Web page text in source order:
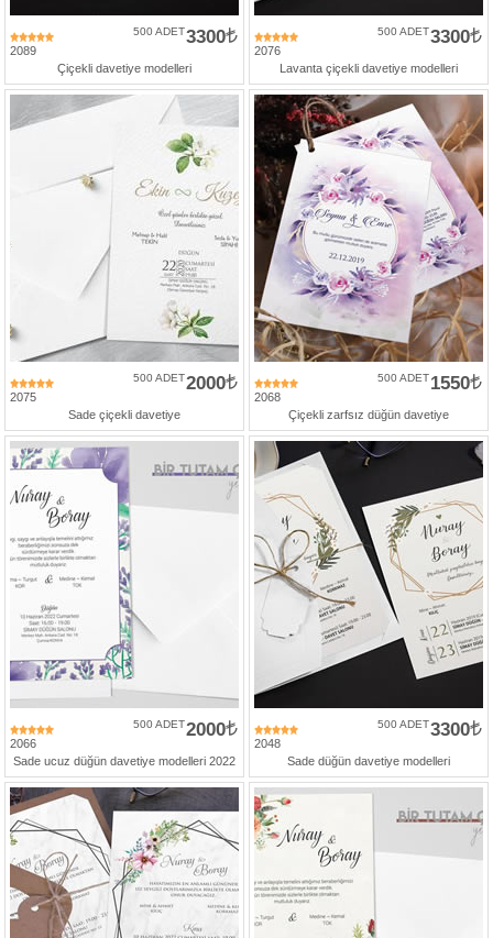
2089
3300
500 ADET
Çiçekli davetiye modelleri
2076
3300
500 ADET
Lavanta çiçekli davetiye modelleri
2075
2000
500 ADET
Sade çiçekli davetiye
2068
1550
500 ADET
Çiçekli zarfsız düğün davetiye
2066
2000
500 ADET
Sade ucuz düğün davetiye modelleri 2022
2048
3300
500 ADET
Sade düğün davetiye modelleri